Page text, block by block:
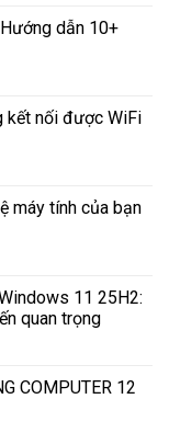
dẫn 10+
kết nối được WiFi
máy tính của bạn
11 25H2:
quan trọng
COMPUTER 12